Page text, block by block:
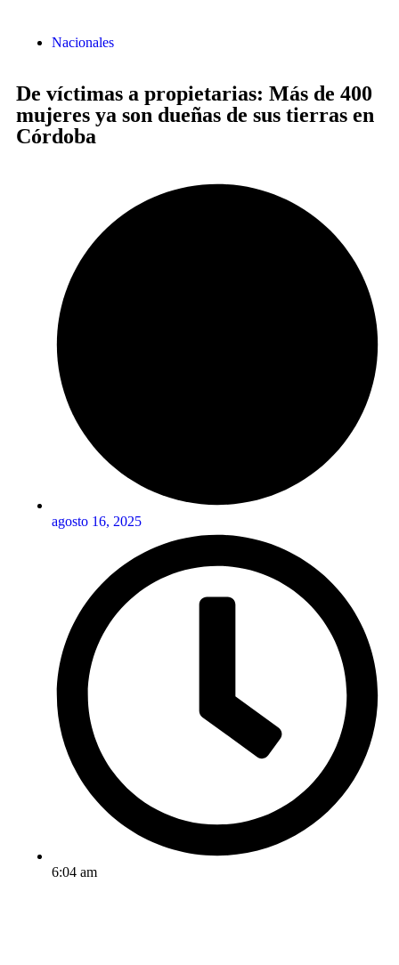
Nacionales
De víctimas a propietarias: Más de 400
mujeres ya son dueñas de sus tierras en
Córdoba
agosto 16, 2025
6:04 am